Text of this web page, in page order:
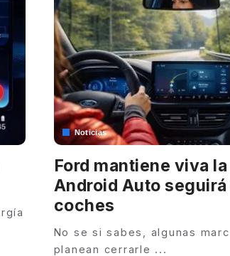
Noticias
Ford mantiene viva
Android Auto seguirá
coches
No se si sabes, algunas
planean cerrarle ...